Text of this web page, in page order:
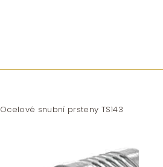
Ocelové snubní prsteny TS143